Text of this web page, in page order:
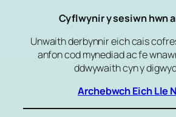
Cyflwynir y sesiwn hwn
Unwaith derbynnir eich cais
anfon cod mynediad ac fe
ddwywaith cyn y
Archebwch Eich Lle